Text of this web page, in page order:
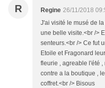
R Regine 26/11/2018
J'ai visité le musé de
une belle visite.<br />
senteurs.<br /> Ce fut
Etoile et Fragonard
fleurie , agreable l'été
contre a la boutique ,
coffret.<br /> Bisous